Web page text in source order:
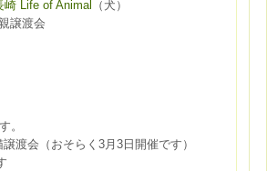
崎 Life of Animal （犬）
譲渡会
。
渡会（おそらく3月3日開催です）